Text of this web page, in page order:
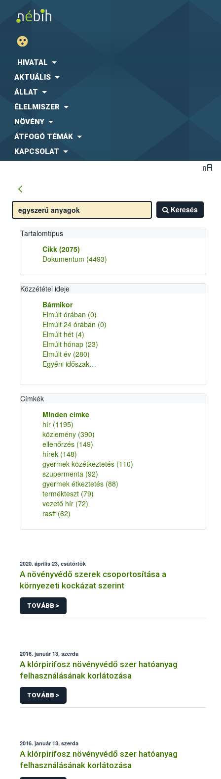
HIVATAL
AKTUÁLIS
ÁLLAT
ÉLELMISZER
NÖVÉNY
ÁTFOGÓ TÉMÁK
KAPCSOLAT
Keresés
Tartalomtípus
Cikk (2075)
Dokumentum (4493)
Közzététel ideje
Bármikor
Elmúlt órában (0)
Elmúlt 24 órában (0)
Elmúlt hét (4)
Elmúlt hónap (23)
Elmúlt év (280)
Egyéni időszak…
Címkék
Minden címke
hír (1195)
közlemény (390)
ellenőrzés (149)
hírek (148)
gyermek közétkeztetés (110)
szupermenta (92)
gyermek étkeztetés (88)
termékteszt (79)
vezető hír (72)
rasff (62)
2020. április 23, csütörtök
A növényvédő szerek csoportosítása a
környezeti kockázat szerint
TOVÁBB >
2016. január 13, szerda
A klórpirifosz növényvédő szer hatóanyag
felhasználásának korlátozása
TOVÁBB >
2016. január 13, szerda
A klórpirifosz növényvédő szer hatóanyag
felhasználásának korlátozása